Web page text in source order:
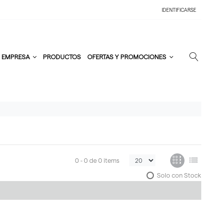
IDENTIFICARSE
EMPRESA PRODUCTOS OFERTAS Y PROMOCIONES
0 - 0 de 0 items
Solo con Stock